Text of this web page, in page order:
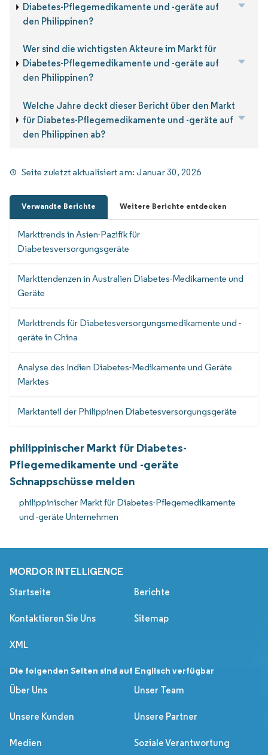
Diabetes-Pflegemedikamente und -geräte auf
den Philippinen?
Wer sind die wichtigsten Akteure im Markt für
Diabetes-Pflegemedikamente und -geräte auf
den Philippinen?
Welche Jahre deckt dieser Bericht über den Markt
für Diabetes-Pflegemedikamente und -geräte auf
den Philippinen ab?
Seite zuletzt aktualisiert am:Januar 30, 2026
Verwandte Berichte Weitere Berichte entdecken
Markttrends in Asien-Pazifik für
Diabetesversorgungsgeräte
Markttendenzen in Australien Diabetes-Medikamente und
Geräte
Markttrends für Diabetesversorgungsmedikamente und -
geräte in China
Analyse des Indien Diabetes-Medikamente und Geräte
Marktes
Marktanteil der Philippinen Diabetesversorgungsgeräte
philippinischer Markt für Diabetes-
Pflegemedikamente und -geräte
Schnappschüsse melden
philippinischer Markt für Diabetes-Pflegemedikamente
und -geräte Unternehmen
MORDOR INTELLIGENCE
Startseite Berichte
Kontaktieren Sie Uns Sitemap
XML
Die folgenden Seiten sind auf Englisch verfügbar
Über Uns
Unser Team
Unsere Kunden Unsere Partner
Medien Soziale Verantwortung